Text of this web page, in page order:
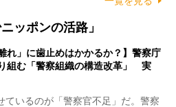
ッポンの活路」
れ」に歯止めはかかるか？】警察庁
組む「警察組織の構造改革」 実
いるのが「警察官不足」だ。警察